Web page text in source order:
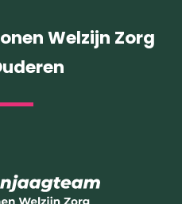
Welzijn Zorg